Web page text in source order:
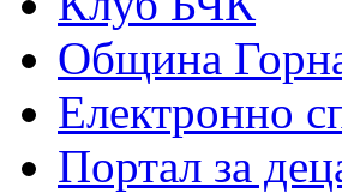
Община
Електронно
Портал за